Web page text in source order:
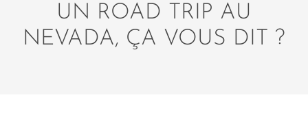
UN ROAD TRIP AU
NEVADA, ÇA VOUS DIT ?